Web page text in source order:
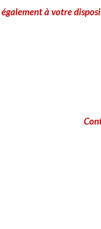
à votre